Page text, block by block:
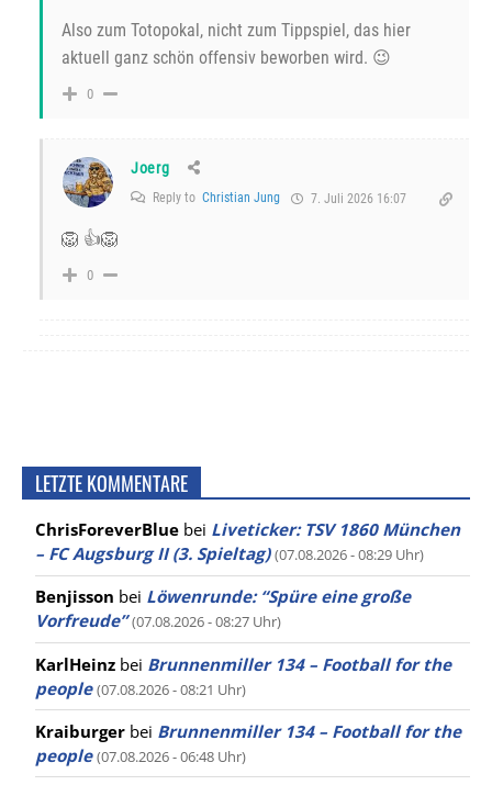
Also zum Totopokal, nicht zum Tippspiel, das hier
aktuell ganz schön offensiv beworben wird. 😉
0
Joerg
Reply to Christian Jung 7. Juli 2026 16:07
🦁 👍🦁
0
LETZTE KOMMENTARE
ChrisForeverBlue bei Liveticker: TSV 1860 München
– FC Augsburg II (3. Spieltag) (07.08.2026 - 08:29 Uhr)
Benjisson bei Löwenrunde: “Spüre eine große
Vorfreude” (07.08.2026 - 08:27 Uhr)
KarlHeinz bei Brunnenmiller 134 – Football for the
people (07.08.2026 - 08:21 Uhr)
Kraiburger bei Brunnenmiller 134 – Football for the
people (07.08.2026 - 06:48 Uhr)